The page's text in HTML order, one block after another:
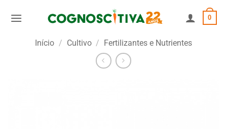
0
Início / Cultivo / Fertilizantes e Nutrientes